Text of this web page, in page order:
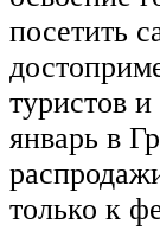
посетить
туристов
январь в
только к